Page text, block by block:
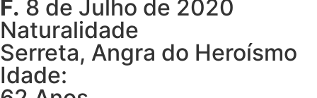
F. 8 de Julho de 2020
Naturalidade
Serreta, Angra do Heroísmo
Idade: